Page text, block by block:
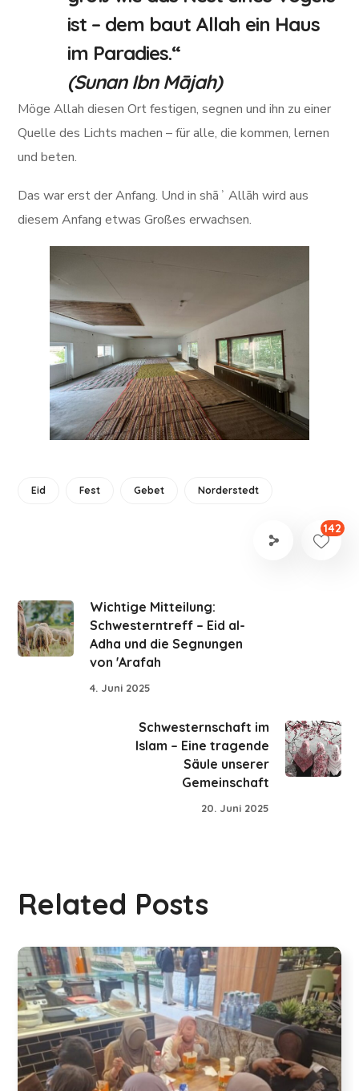
ist – dem baut Allah ein Haus
im Paradies.“
(Sunan Ibn Mājah)
Möge Allah diesen Ort festigen, segnen und ihn zu einer
Quelle des Lichts machen – für alle, die kommen, lernen
und beten.
Das war erst der Anfang. Und in shāʾ Allāh wird aus
diesem Anfang etwas Großes erwachsen.
Eid Fest Gebet Norderstedt
142
Wichtige Mitteilung:
Schwesterntreff – Eid al-
Adha und die Segnungen
von 'Arafah
4. Juni 2025
Schwesternschaft im
Islam – Eine tragende
Säule unserer
Gemeinschaft
20. Juni 2025
Related Posts